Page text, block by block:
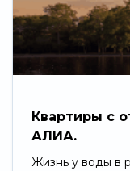
Квартиры с
АЛИА.
Жизнь у воды в